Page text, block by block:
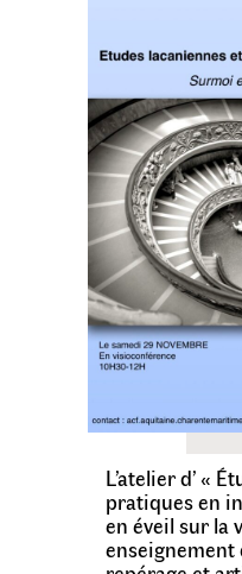
L’atelier d’ «
pratiques en
en éveil sur la
enseignement